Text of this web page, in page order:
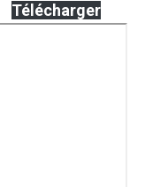
Télécharger